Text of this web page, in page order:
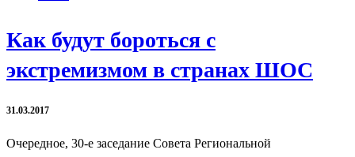
Как будут бороться с
экстремизмом в странах ШОС
31.03.2017
Очередное, 30-е заседание Совета Региональной